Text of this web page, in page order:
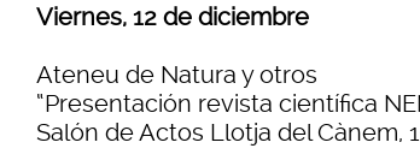
Viernes, 12 de diciembre
Ateneu de Natura y otros
“Presentación revista científica
Salón de Actos Llotja del Cànem,